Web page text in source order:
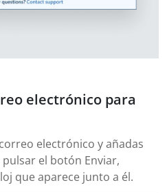
electrónico para
electrónico y añadas
el botón Enviar,
que aparece junto a él.